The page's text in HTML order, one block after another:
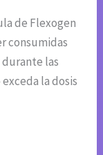
de Flexogen
consumidas
las
la dosis